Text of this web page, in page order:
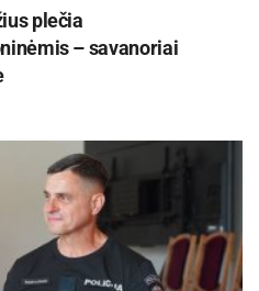
plečia
– savanoriai